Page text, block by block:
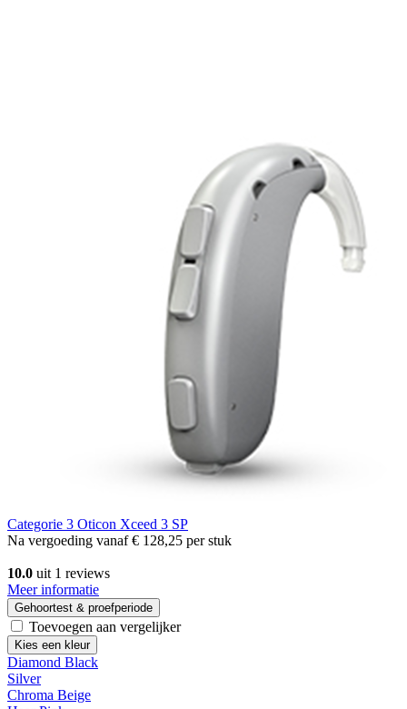
Categorie 3 Oticon Xceed 3 SP
Na vergoeding vanaf€ 128,25 per stuk
10.0 uit 1 reviews
Meer informatie
Gehoortest & proefperiode
Toevoegen aan vergelijker
Kies een kleur
Diamond Black
Silver
Chroma Beige